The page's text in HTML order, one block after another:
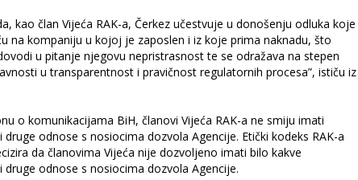
kao član Vijeća RAK-a, Čerkez učestvuje u donošenju odluka koje
na kompaniju u kojoj je zaposlen i iz koje prima naknadu, što
u pitanje njegovu nepristrasnost te se odražava na stepen
u transparentnost i pravičnost regulatornih procesa”, ističu iz
o komunikacijama BiH, članovi Vijeća RAK-a ne smiju imati
druge odnose s nosiocima dozvola Agencije. Etički kodeks RAK-a
da članovima Vijeća nije dozvoljeno imati bilo kakve
druge odnose s nosiocima dozvola Agencije.